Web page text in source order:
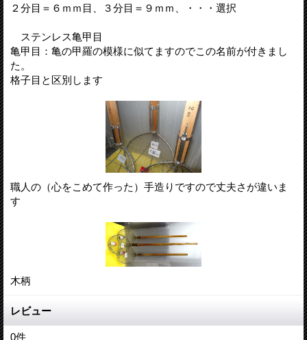
２分目＝６ｍｍ目、３分目＝９ｍｍ、・・・選択
ステンレス亀甲目
亀甲目：亀の甲羅の模様に似てますのでこの名前が付きまし
た。
格子目と区別します
職人の（心をこめて作った）手造りですので丈夫さが違いま
す
木柄
レビュー
0件